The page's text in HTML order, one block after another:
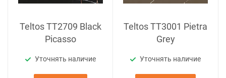
Teltos TT2709 Black
Picasso
Уточнять наличие
Teltos TT3001 Pietra
Grey
Уточнять наличие